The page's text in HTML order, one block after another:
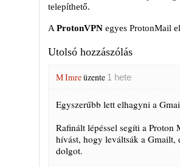
telepíthető.
A ProtonVPN egyes ProtonMail
Utolsó hozzászólás
M Imreüzente 1 hete
Egyszerűbb lett elhagyni a
Rafinált lépéssel segíti a
hívást, hogy leváltsák a Gmailt,
dolgot.